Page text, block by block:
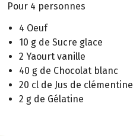
Pour 4 personnes
4 Oeuf
10 g de Sucre glace
2 Yaourt vanille
40 g de Chocolat blanc
20 cl de Jus de clémentine
2 g de Gélatine